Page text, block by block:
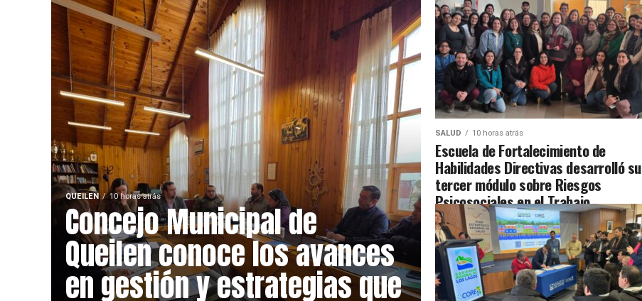
QUEILEN 10 horas atrás
Concejo Municipal de
Queilen conoce los avances
en gestión y estrategias que
SALUD 10 horas atrás
Escuela de Fortalecimiento de
Habilidades Directivas desarrolló su
tercer módulo sobre Riesgos
Psicosociales en el Trabajo